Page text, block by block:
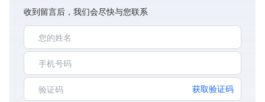
收到留言后，我们会尽快与您联系
获取验证码